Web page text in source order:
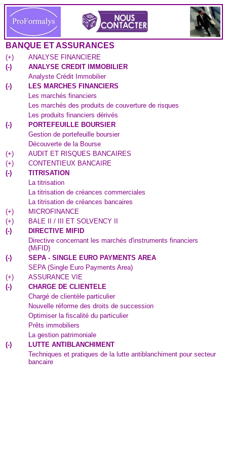
BANQUE ET ASSURANCES
(+)
ANALYSE FINANCIERE
(-)
ANALYSE CREDIT IMMOBILIER
Analyste Crédit Immobilier
(-)
LES MARCHES FINANCIERS
Les marchés financiers
Les marchés des produits de couverture de risques
Les produits financiers dérivés
(-)
PORTEFEUILLE BOURSIER
Gestion de portefeuille boursier
Découverte de la Bourse
(+)
AUDIT ET RISQUES BANCAIRES
(+)
CONTENTIEUX BANCAIRE
(-)
TITRISATION
La titrisation
La titrisation de créances commerciales
La titrisation de créances bancaires
(+)
MICROFINANCE
(+)
BALE II / III ET SOLVENCY II
(-)
DIRECTIVE MIFID
Directive concernant les marchés d'instruments financiers
(MiFID)
(-)
SEPA - SINGLE EURO PAYMENTS AREA
SEPA (Single Euro Payments Area)
(+)
ASSURANCE VIE
(-)
CHARGE DE CLIENTELE
Chargé de clientèle particulier
Nouvelle réforme des droits de succession
Optimiser la fiscalité du particulier
Prêts immobiliers
La gestion patrimoniale
(-)
LUTTE ANTIBLANCHIMENT
Techniques et pratiques de la lutte antiblanchiment pour secteur
bancaire